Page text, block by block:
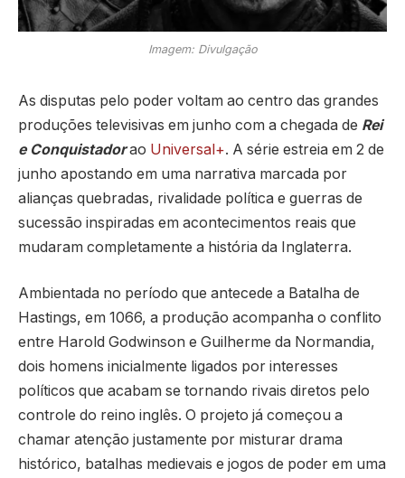
Imagem: Divulgação
As disputas pelo poder voltam ao centro das grandes
produções televisivas em junho com a chegada de Rei
e Conquistador ao Universal+. A série estreia em 2 de
junho apostando em uma narrativa marcada por
alianças quebradas, rivalidade política e guerras de
sucessão inspiradas em acontecimentos reais que
mudaram completamente a história da Inglaterra.
Ambientada no período que antecede a Batalha de
Hastings, em 1066, a produção acompanha o conflito
entre Harold Godwinson e Guilherme da Normandia,
dois homens inicialmente ligados por interesses
políticos que acabam se tornando rivais diretos pelo
controle do reino inglês. O projeto já começou a
chamar atenção justamente por misturar drama
histórico, batalhas medievais e jogos de poder em uma